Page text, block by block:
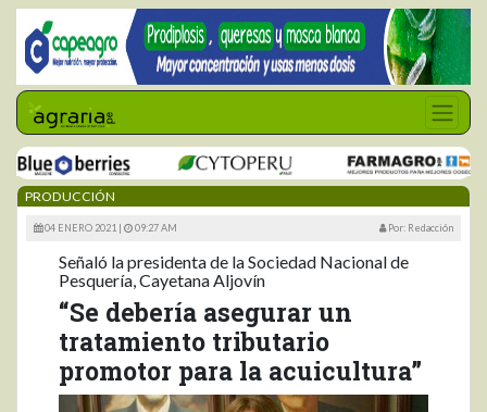
PRODUCCIÓN
04 ENERO 2021 | 09:27 AM Por: Redacción
Señaló la presidenta de la Sociedad Nacional de
Pesquería, Cayetana Aljovín
“Se debería asegurar un
tratamiento tributario
promotor para la acuicultura”